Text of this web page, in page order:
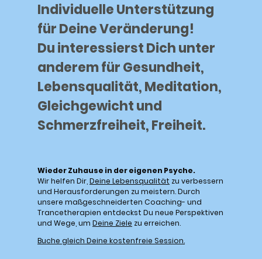
Individuelle Unterstützung
für Deine Veränderung!
Du interessierst Dich unter
anderem für Gesundheit,
Lebensqualität, Meditation,
Gleichgewicht und
Schmerzfreiheit, Freiheit.
Wieder Zuhause in der eigenen Psyche.
Wir helfen Dir, Deine Lebensqualität zu verbessern
und Herausforderungen zu meistern. Durch
unsere maßgeschneiderten Coaching- und
Trancetherapien entdeckst Du neue Perspektiven
und Wege, um Deine Ziele zu erreichen.
Buche gleich Deine kostenfreie Session.